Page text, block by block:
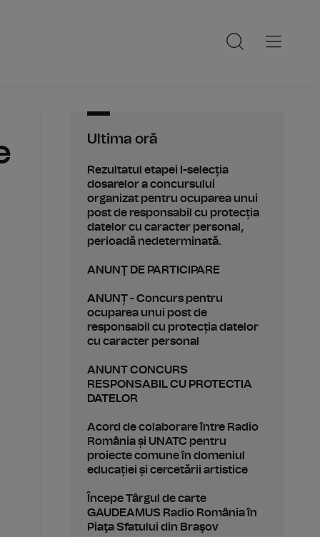
Ultima oră
Rezultatul etapei I-selecția
dosarelor a concursului
organizat pentru ocuparea unui
post de responsabil cu protecția
datelor cu caracter personal,
perioadă nedeterminată.
ANUNŢ DE PARTICIPARE
ANUNȚ - Concurs pentru
ocuparea unui post de
responsabil cu protecția datelor
cu caracter personal
ANUNT CONCURS
RESPONSABIL CU PROTECTIA
DATELOR
Acord de colaborare între Radio
România și UNATC pentru
proiecte comune în domeniul
educației și cercetării artistice
Începe Târgul de carte
GAUDEAMUS Radio România în
Piaţa Sfatului din Braşov